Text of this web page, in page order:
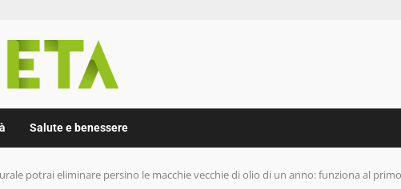
Salute e benessere
potrai eliminare persino le macchie vecchie di olio di un anno: funziona al